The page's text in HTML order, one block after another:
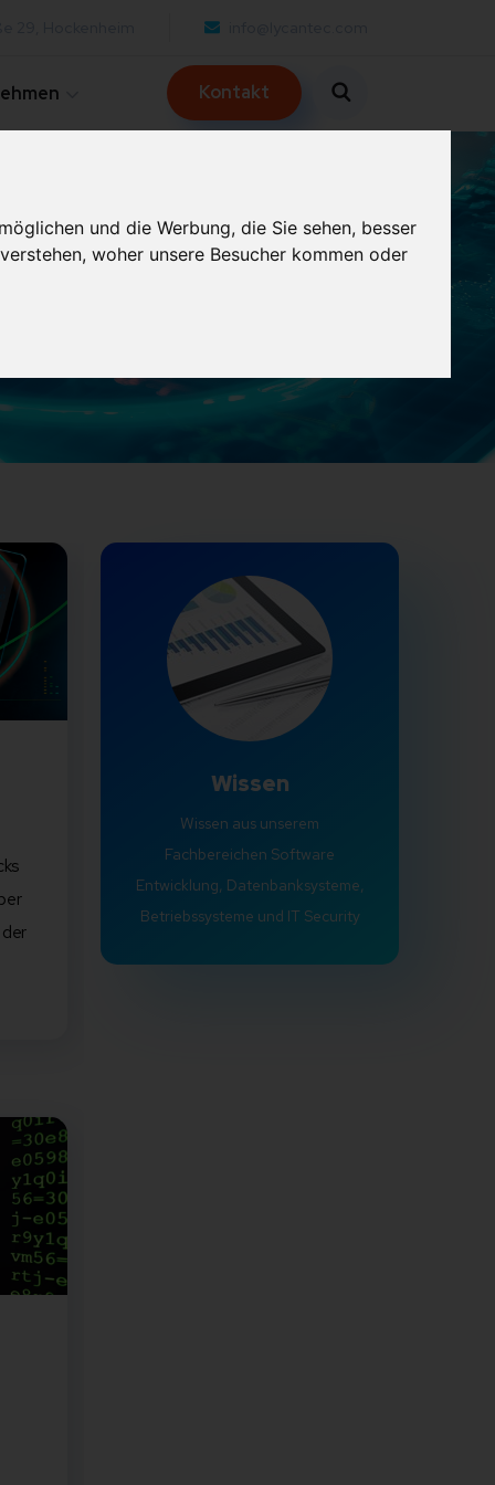
und die Werbung, die Sie sehen, besser
woher unsere Besucher kommen oder
Kontakt
Wissen
Wissen aus unserem
Fachbereichen Software
Entwicklung, Datenbanksysteme,
Betriebssysteme und IT Security